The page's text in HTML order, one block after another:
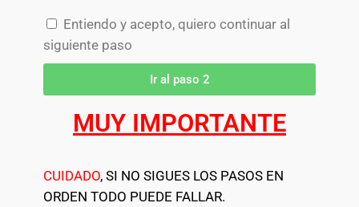
Entiendo y acepto, quiero continuar al
siguiente paso
Ir al paso 2
MUY IMPORTANTE
CUIDADO, SI NO SIGUES LOS PASOS EN
ORDEN TODO PUEDE FALLAR.